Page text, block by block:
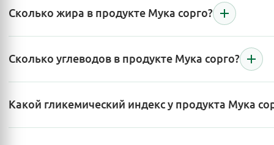
Сколько жира в продукте Мука сорго?
Сколько углеводов в продукте Мука сорго?
Какой гликемический индекс у продукта Мука